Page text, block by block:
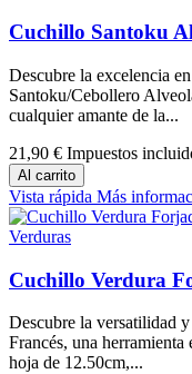
Cuchillo Santoku
Descubre la excelencia
Santoku/Cebollero
cualquier amante de la...
21,90 € Impuestos
Al carrito
Vista rápida Más
Cuchillo Verdura
Descubre la versatilidad
Francés, una
hoja de 12.50cm,...